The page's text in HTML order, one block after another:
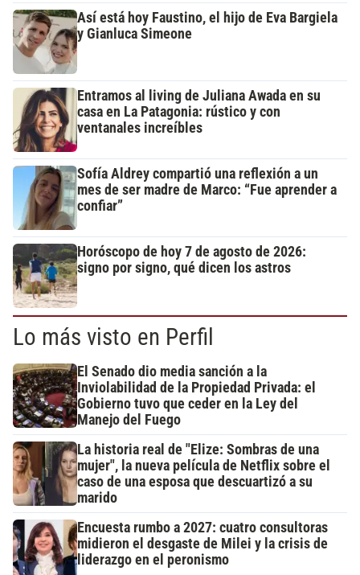
Así está hoy Faustino, el hijo de Eva Bargiela
y Gianluca Simeone
Entramos al living de Juliana Awada en su
casa en La Patagonia: rústico y con
ventanales increíbles
Sofía Aldrey compartió una reflexión a un
mes de ser madre de Marco: “Fue aprender a
confiar”
Horóscopo de hoy 7 de agosto de 2026:
signo por signo, qué dicen los astros
Lo más visto en Perfil
El Senado dio media sanción a la
Inviolabilidad de la Propiedad Privada: el
Gobierno tuvo que ceder en la Ley del
Manejo del Fuego
La historia real de "Elize: Sombras de una
mujer", la nueva película de Netflix sobre el
caso de una esposa que descuartizó a su
marido
Encuesta rumbo a 2027: cuatro consultoras
midieron el desgaste de Milei y la crisis de
liderazgo en el peronismo